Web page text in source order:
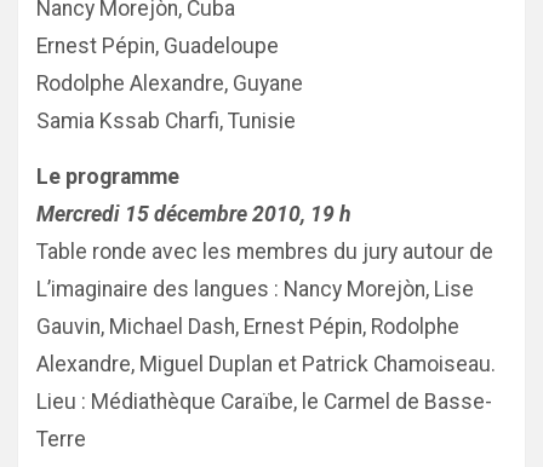
Nancy Morejòn, Cuba
Ernest Pépin, Guadeloupe
Rodolphe Alexandre, Guyane
Samia Kssab Charfi, Tunisie
Le programme
Mercredi 15 décembre 2010, 19 h
Table ronde avec les membres du jury autour de
L’imaginaire des langues : Nancy Morejòn, Lise
Gauvin, Michael Dash, Ernest Pépin, Rodolphe
Alexandre, Miguel Duplan et Patrick Chamoiseau.
Lieu : Médiathèque Caraïbe, le Carmel de Basse-
Terre